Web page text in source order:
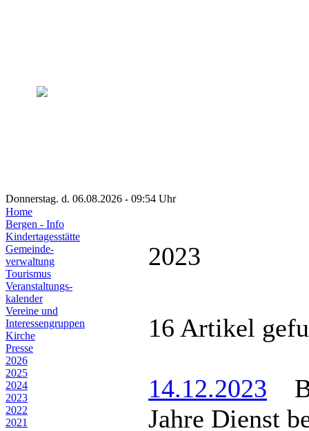
Donnerstag. d. 06.08.2026 - 09:54 Uhr
Home
Bergen - Info
Kindertagesstätte
Gemeinde-
verwaltung
Tourismus
Veranstaltungs-
kalender
Vereine und
Interessen­gruppen
Kirche
Presse
2026
2025
2024
2023
2022
2021
2023
16 Artikel
14.12.2023
Jahre Dienst